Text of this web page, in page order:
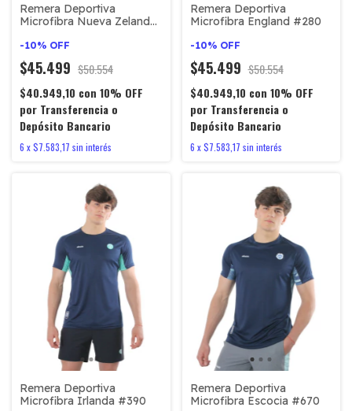
Remera Deportiva
Microfibra Nueva Zelanda
-10% OFF
$45.499 $50.554
$40.949,10 con 10% OFF
por Transferencia o
Depósito Bancario
6 x$7.583,17 sin interés
Remera Deportiva
Microfibra England #280
-10% OFF
$45.499 $50.554
$40.949,10 con 10% OFF
por Transferencia o
Depósito Bancario
6 x$7.583,17 sin interés
Remera Deportiva
Microfibra Irlanda #390
Remera Deportiva
Microfibra Escocia #670